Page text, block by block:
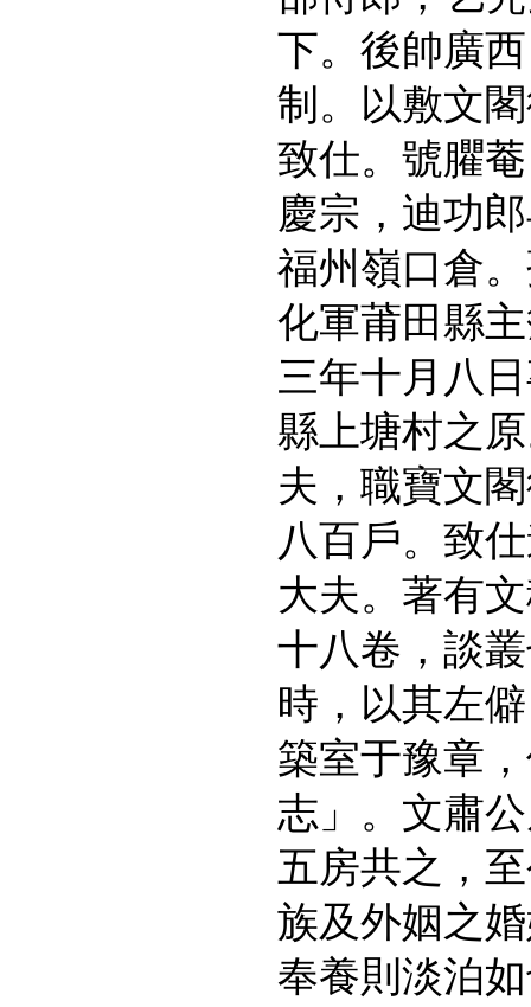
下。後帥廣
制。以敷文
致仕。號臞
慶宗，迪功
福州嶺口倉
化軍莆田縣
三年十月八
縣上塘村之
夫，職寶文
八百戶。致
大夫。著有
十八卷，談
時，以其左
築室于豫章
志」。文肅
五房共之，
族及外姻之
奉養則淡泊